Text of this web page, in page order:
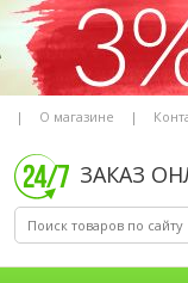
| О магазине |
ЗАКАЗ